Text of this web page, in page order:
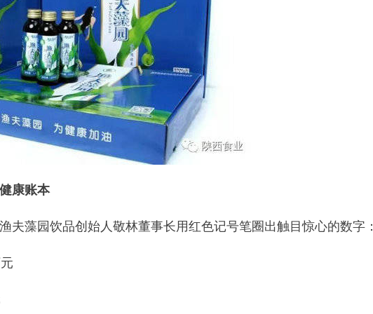
康账本
藻园饮品创始人敬林董事长用红色记号笔圈出触目惊心的数字：